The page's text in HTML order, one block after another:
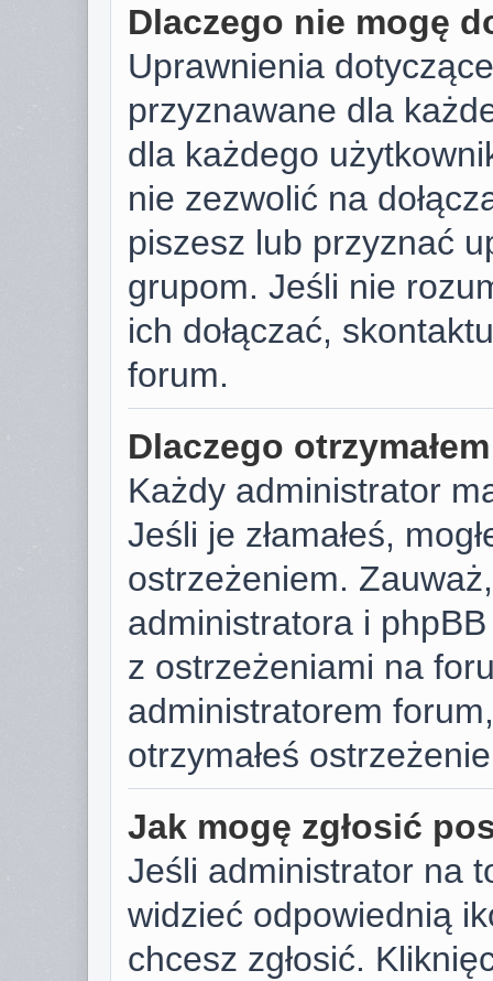
Dlaczego nie mogę
Uprawnienia
przyznawane dla
dla każdego
nie zezwolić na
piszesz lub przyznać
grupom. Jeśli nie
ich dołączać,
forum.
Dlaczego
Każdy administrator
Jeśli je złamałeś,
ostrzeżeniem.
administratora i
z ostrzeżeniami na
administratorem
otrzymałeś
Jak mogę zgłosić
Jeśli administrator na
widzieć odpowiednią
chcesz zgłosić.